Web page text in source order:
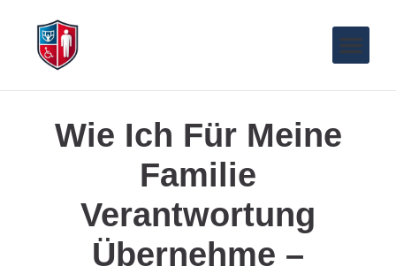
Wie Ich Für Meine
Familie
Verantwortung
Übernehme –